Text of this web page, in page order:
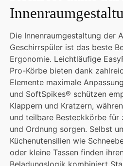
Die Innenraumgestaltung der
Geschirrspüler ist das beste
Ergonomie. Leichtläufige
Pro-Körbe bieten dank
Elemente maximale
und SoftSpikes® schützen
Klappern und Kratzern,
und teilbare Besteckkörbe für
und Ordnung sorgen. Selbst
Küchenutensilien wie
oder kleine Tassen finden
Beladungslogik kombiniert